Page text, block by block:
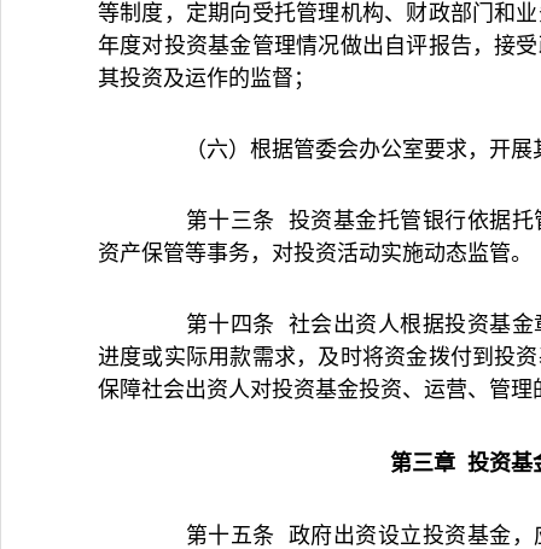
等制度，定期向受托管理机构、财政部门和
年度对投资基金管理情况做出自评报告，接
其投资及运作的监督；
（六）根据管委会办公室要求，开展
第十三条 投资基金托管银行依据托
资产保管等事务，对投资活动实施动态监管。
第十四条 社会出资人根据投资基金
进度或实际用款需求，及时将资金拨付到投
保障社会出资人对投资基金投资、运营、管
第三章 投资基
第十五条 政府出资设立投资基金，